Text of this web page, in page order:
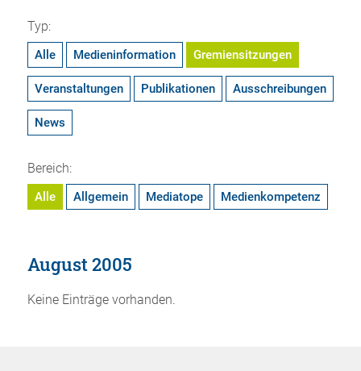
Typ:
Alle Medieninformation Gremiensitzungen
Veranstaltungen Publikationen Ausschreibungen
News
Bereich:
Alle Allgemein Mediatope Medienkompetenz
August 2005
Keine Einträge vorhanden.